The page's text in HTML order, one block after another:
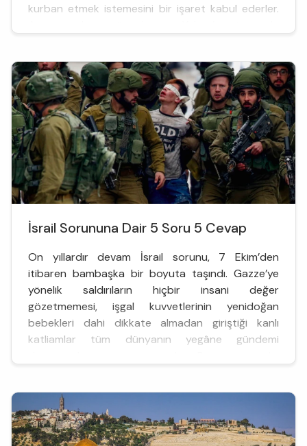
kurban etmek istemesini bir işaret kabul ederler.
yaklaştığı...
İsrail Sorununa Dair 5 Soru 5 Cevap
On yıllardır devam İsrail sorunu, 7 Ekim’den
itibaren bambaşka bir boyuta taşındı. Gazze’ye
yönelik saldırıların hiçbir insani değer
gözetmemesi, işgal kuvvetlerinin yenidoğan
bebekleri dahi dikkate almadan giriştiği kanlı
katliamlar tüm dünyanın yegâne gündemi
üzerinde nasıl bir etkide bulunduğunu beş isme;
Ciha...